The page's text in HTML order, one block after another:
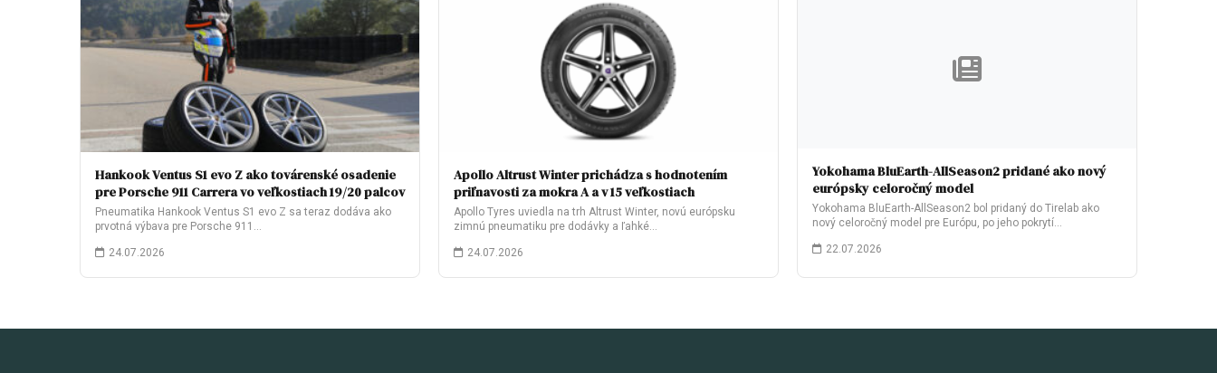
Hankook Ventus S1 evo Z ako továrenské osadenie
pre Porsche 911 Carrera vo veľkostiach 19/20 palcov
Pneumatika Hankook Ventus S1 evo Z sa teraz dodáva ako
prvotná výbava pre Porsche 911…
24.07.2026
Apollo Altrust Winter prichádza s hodnotením
priľnavosti za mokra A a v 15 veľkostiach
Apollo Tyres uviedla na trh Altrust Winter, novú európsku
zimnú pneumatiku pre dodávky a ľahké…
24.07.2026
Yokohama BluEarth-AllSeason2 pridané ako nový
európsky celoročný model
Yokohama BluEarth-AllSeason2 bol pridaný do Tirelab ako
nový celoročný model pre Európu, po jeho pokrytí…
22.07.2026